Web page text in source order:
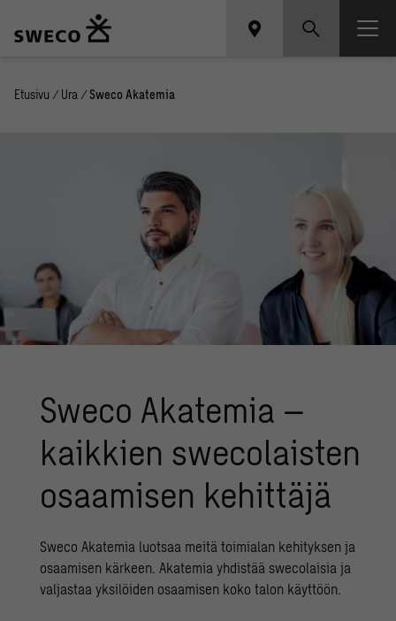
Etusivu / Ura / Sweco Akatemia
Sweco Akatemia –
kaikkien swecolaisten
osaamisen kehittäjä
Sweco Akatemia luotsaa meitä toimialan kehityksen ja
osaamisen kärkeen. ​Akatemia yhdistää swecolaisia ja
valjastaa yksilöiden osaamisen koko talon käyttöön.